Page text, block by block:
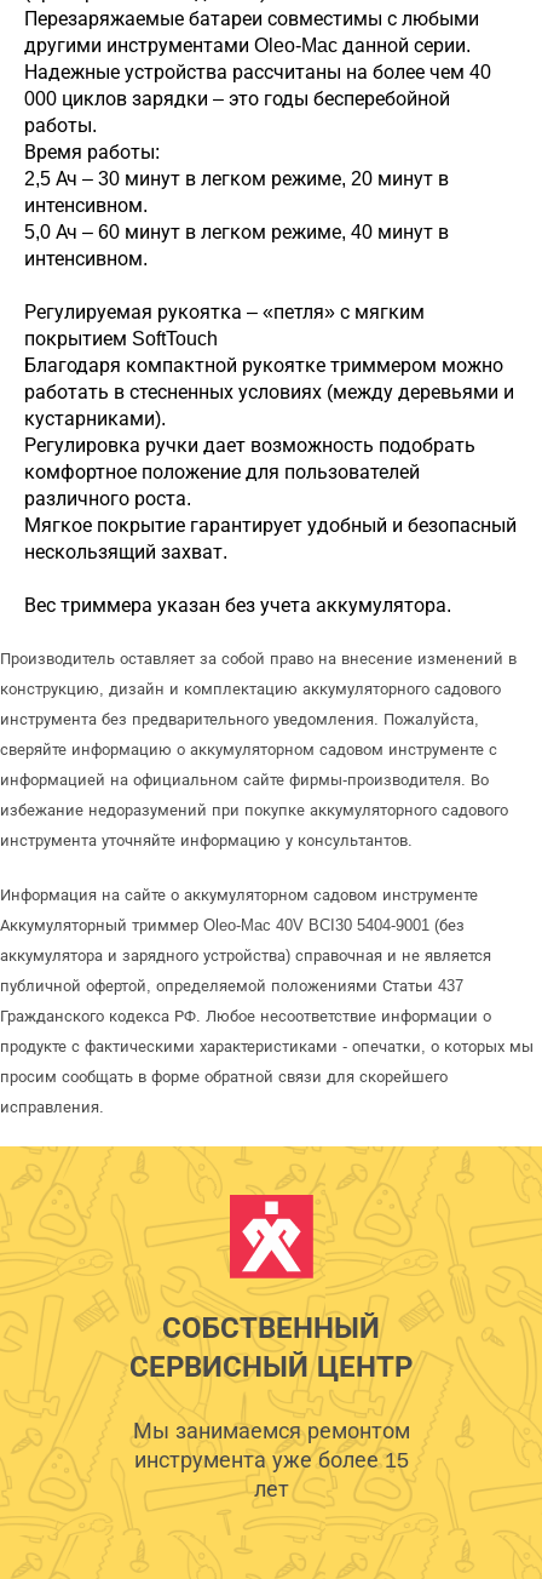
Перезаряжаемые батареи совместимы с любыми
другими инструментами Oleo-Mac данной серии.
Надежные устройства рассчитаны на более чем 40
000 циклов зарядки – это годы бесперебойной
работы.
Время работы:
2,5 Ач – 30 минут в легком режиме, 20 минут в
интенсивном.
5,0 Ач – 60 минут в легком режиме, 40 минут в
интенсивном.
Регулируемая рукоятка – «петля» с мягким
покрытием SoftTouch
Благодаря компактной рукоятке триммером можно
работать в стесненных условиях (между деревьями и
кустарниками).
Регулировка ручки дает возможность подобрать
комфортное положение для пользователей
различного роста.
Мягкое покрытие гарантирует удобный и безопасный
нескользящий захват.
Вес триммера указан без учета аккумулятора.
Производитель оставляет за собой право на внесение изменений в
конструкцию, дизайн и комплектацию аккумуляторного садового
инструмента без предварительного уведомления. Пожалуйста,
сверяйте информацию о аккумуляторном садовом инструменте с
информацией на официальном сайте фирмы-производителя. Во
избежание недоразумений при покупке аккумуляторного садового
инструмента уточняйте информацию у консультантов.
Информация на сайте о аккумуляторном садовом инструменте
Аккумуляторный триммер Oleo-Mac 40V BCI30 5404-9001 (без
аккумулятора и зарядного устройства) справочная и не является
публичной офертой, определяемой положениями Статьи 437
Гражданского кодекса РФ. Любое несоответствие информации о
продукте с фактическими характеристиками - опечатки, о которых мы
просим сообщать в форме обратной связи для скорейшего
исправления.
СОБСТВЕННЫЙ
СЕРВИСНЫЙ ЦЕНТР
Мы занимаемся ремонтом
инструмента уже более 15
лет